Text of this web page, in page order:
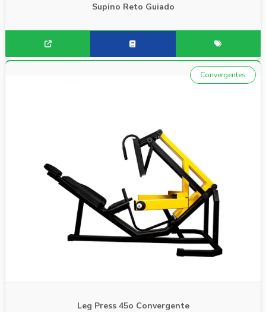
Supino Reto Guiado
Leg Press 45o Convergente
Convergentes